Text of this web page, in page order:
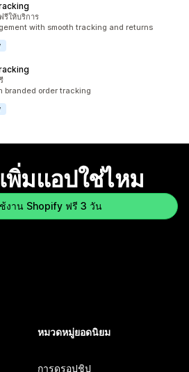
รีให้บริการ
with smooth tracking and returns
branded order tracking
พิ่มแอปใช่ไหม
งาน Shopify ฟรี 3 วัน
หมวดหมู่ยอดนิยม
การดรอปชิป